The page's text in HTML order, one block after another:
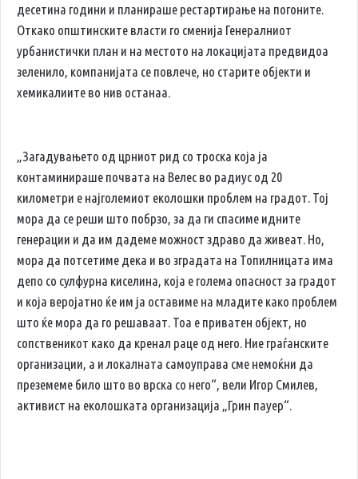
десетина години и планираше рестартирање на погоните.
Откако општинските власти го сменија Генералниот
урбанистички план и на местото на локацијата предвидоа
зеленило, компанијата се повлече, но старите објекти и
хемикалиите во нив останаа.
„Загадувањето од црниот рид со троска која ја
контаминираше почвата на Велес во радиус од 20
километри е најголемиот еколошки проблем на градот. Тој
мора да се реши што побрзо, за да ги спасиме идните
генерации и да им дадеме можност здраво да живеат. Но,
мора да потсетиме дека и во зградата на Топилницата има
депо со сулфурна киселина, која е голема опасност за градот
и која веројатно ќе им ја оставиме на младите како проблем
што ќе мора да го решаваат. Тоа е приватен објект, но
сопственикот како да кренал раце од него. Ние граѓанските
организации, а и локалната самоуправа сме немоќни да
преземеме било што во врска со него“, вели Игор Смилев,
активист на еколошката организација „Грин пауер“.